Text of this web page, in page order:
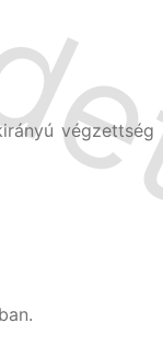
végzettség